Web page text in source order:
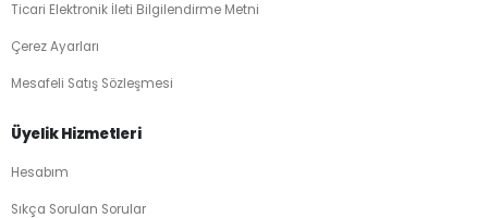
Ticari Elektronik İleti Bilgilendirme Metni
Çerez Ayarları
Mesafeli Satış Sözleşmesi
Üyelik Hizmetleri
Hesabım
Sıkça Sorulan Sorular